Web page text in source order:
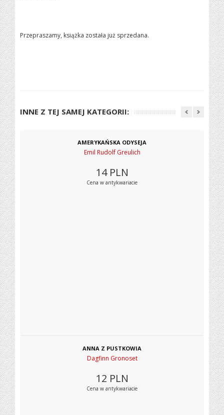
Przepraszamy, książka została już sprzedana.
INNE Z TEJ SAMEJ KATEGORII:
AMERYKAŃSKA ODYSEJA
Emil Rudolf Greulich
14 PLN
Cena w antykwariacie
ANNA Z PUSTKOWIA
Dagfinn Gronoset
12 PLN
Cena w antykwariacie